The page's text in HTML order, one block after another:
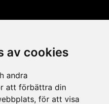
av cookies
andra
att förbättra din
för att visa